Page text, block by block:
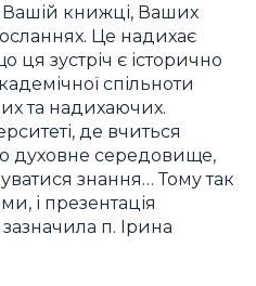
книжці, Ваших
Це надихає
ця зустріч є історично
спільноти
та надихаючих.
де вчиться
духовне середовище,
знання… Тому так
і презентація
п. Ірина